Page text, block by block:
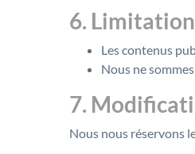
6.
Les contenus
Nous ne
7.
Nous nous réservons